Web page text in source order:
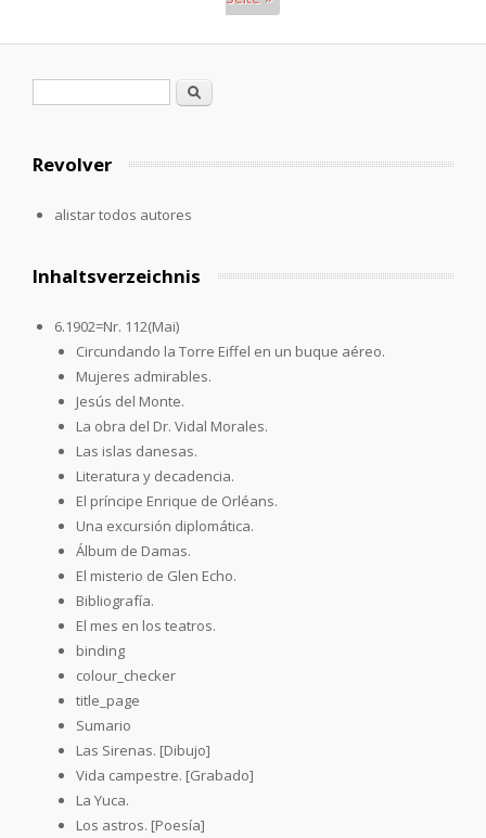
Formulario de búsqueda
Buscar
Revolver
alistar todos autores
Inhaltsverzeichnis
6.1902=Nr. 112(Mai)
Circundando la Torre Eiffel en un buque aéreo.
Mujeres admirables.
Jesús del Monte.
La obra del Dr. Vidal Morales.
Las islas danesas.
Literatura y decadencia.
El príncipe Enrique de Orléans.
Una excursión diplomática.
Álbum de Damas.
El misterio de Glen Echo.
Bibliografía.
El mes en los teatros.
binding
colour_checker
title_page
Sumario
Las Sirenas. [Dibujo]
Vida campestre. [Grabado]
La Yuca.
Los astros. [Poesía]